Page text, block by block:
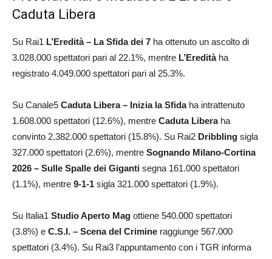
Caduta Libera
Su Rai1 L’Eredità – La Sfida dei 7 ha ottenuto un ascolto di
3.028.000 spettatori pari al 22.1%, mentre L’Ereditàha
registrato 4.049.000 spettatori pari al 25.3%.
Su Canale5 Caduta Libera – Inizia la Sfida ha intrattenuto
1.608.000 spettatori (12.6%), mentre Caduta Liberaha
convinto 2.382.000 spettatori (15.8%). Su Rai2 Dribbling sigla
327.000 spettatori (2.6%), mentre Sognando Milano-Cortina
2026 – Sulle Spalle dei Giganti segna 161.000 spettatori
(1.1%), mentre 9-1-1 sigla 321.000 spettatori (1.9%).
Su Italia1 Studio Aperto Mag ottiene 540.000 spettatori
(3.8%) e C.S.I. – Scena del Crimine raggiunge 567.000
spettatori (3.4%). Su Rai3 l’appuntamento con i TGR informa